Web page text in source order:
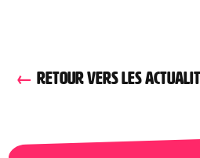
RETOUR VERS LES